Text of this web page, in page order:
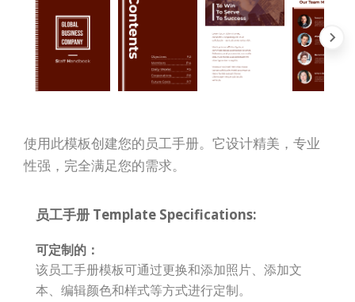
使用此模板创建您的员工手册。它设计精美，专业
性强，完全满足您的需求。
员工手册 Template Specifications:
可定制的：
该员工手册模板可通过更换和添加照片、添加文
本、编辑颜色和样式等方式进行定制。